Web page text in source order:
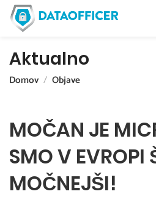
Aktualno
Domov Objave
MOČAN JE
SMO V EVROPI
MOČNEJŠI!